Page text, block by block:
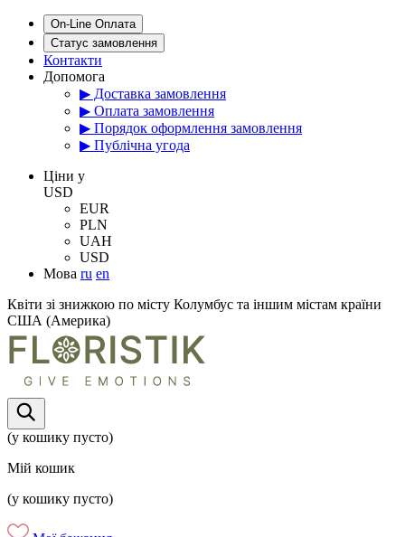
On-Line Оплата
Статус замовлення
Контакти
Допомога
▶ Доставка замовлення
▶ Оплата замовлення
▶ Порядок оформлення замовлення
▶ Публічна угода
Цiни у
USD
EUR
PLN
UAH
USD
Мова ru en
Квіти зі знижкою по місту Колумбус та іншим містам країни
США (Америка)
(у кошику пусто)
Мій кошик
(у кошику пусто)